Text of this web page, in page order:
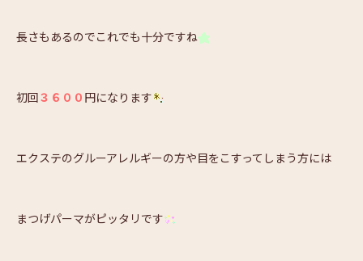
長さもあるのでこれでも十分ですね
初回３６００ 円になります
エクステのグルーアレルギーの方や目をこすってしまう方には
まつげパーマがピッタリです